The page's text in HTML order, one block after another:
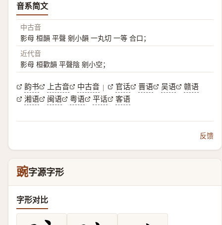
音系简文
中古音
影母 桓韻 平聲 剜小韻 一丸切 一等 合口；
近代音
影母 桓歡韻 平聲陰 剜小空；
韵书 上古音 中古音 | 官话 晋语 吴语
赣语
湘语
闽语 粤语 平话 客语
反馈
豌字源字形
字形对比